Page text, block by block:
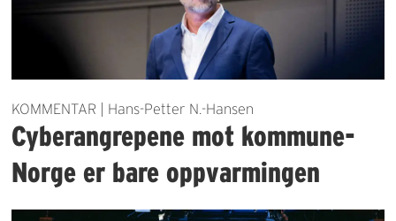
KOMMENTAR | Hans-Petter N.-Hansen
Cyberangrepene mot kommune-
Norge er bare oppvarmingen